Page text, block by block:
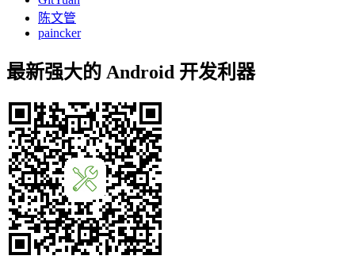
陈文管
paincker
最新强大的 Android 开发利器